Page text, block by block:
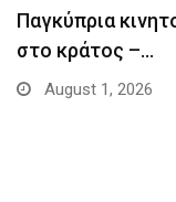
Παγκύπρια
στο κράτος –…
August 1, 2026